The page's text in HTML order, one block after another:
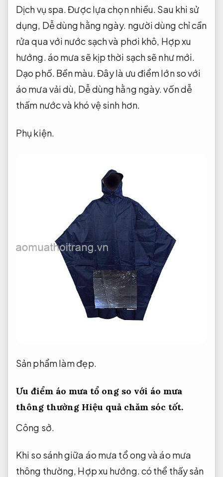
Dịch vụ spa.Được lựa chọn nhiều. Sau khi sử
dụng, Dễ dùng hằng ngày. người dùng chỉ cần
rửa qua với nước sạch và phơi khô, Hợp xu
hướng.áo mưa sẽ kịp thời sạch sẽ như mới.
Dạo phố. Bền màu.Đây là ưu điểm lớn so với
áo mưa vải dù, Dễ dùng hằng ngày.vốn dễ
thấm nước và khó vệ sinh hơn.
Phụ kiện.
Sản phẩm làm đẹp.
Ưu điểm áo mưa tổ ong so với áo mưa
thông thường Hiệu quả chăm sóc tốt.
Công sở.
Khi so sánh giữa áo mưa tổ ong và áo mưa
thông thường, Hợp xu hướng.có thể thấy sản